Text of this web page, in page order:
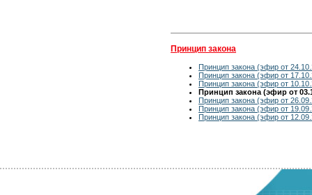
Принцип закона
Принцип закона (эфир от
Принцип закона (эфир от
Принцип закона (эфир от
Принцип закона (эфир от
Принцип закона (эфир от
Принцип закона (эфир от
Принцип закона (эфир от